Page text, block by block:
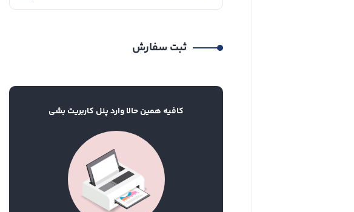
ثبت سفارش
کافیه همین حالا وارد پنل کاربریت بشی